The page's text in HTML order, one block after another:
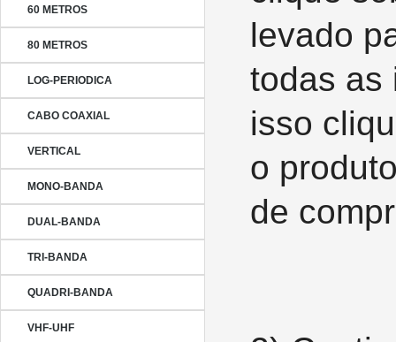
60 METROS
80 METROS
LOG-PERIODICA
CABO COAXIAL
VERTICAL
MONO-BANDA
DUAL-BANDA
TRI-BANDA
QUADRI-BANDA
VHF-UHF
levado
todas as
isso
o
de